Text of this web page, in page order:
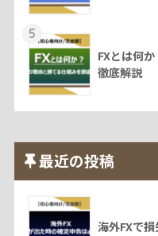
5
FXとは何
徹底解説
最近の投稿
海外FXで